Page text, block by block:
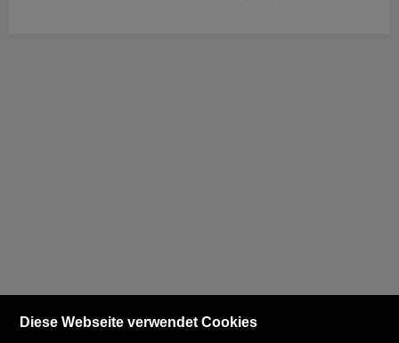
Diese Webseite verwendet Cookies